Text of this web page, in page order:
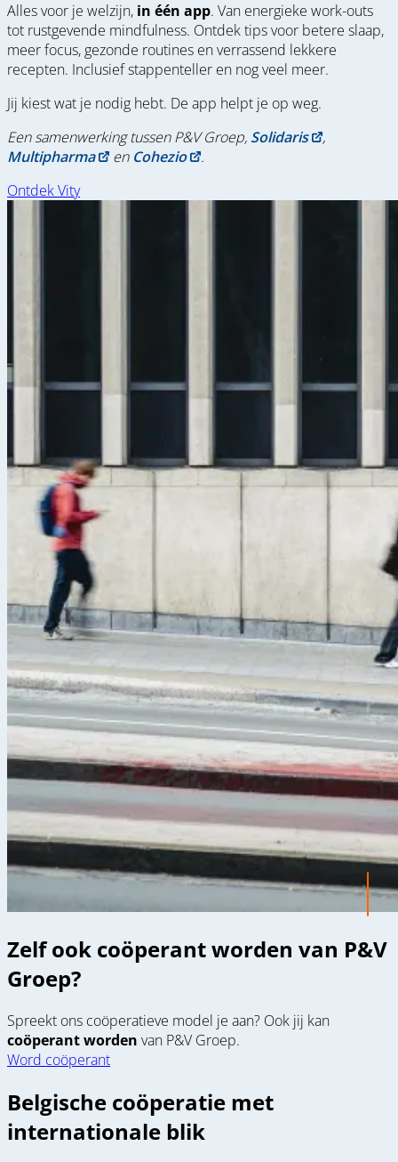
Alles voor je welzijn, in één app. Van energieke work-outs
tot rustgevende mindfulness. Ontdek tips voor betere slaap,
meer focus, gezonde routines en verrassend lekkere
recepten. Inclusief stappenteller en nog veel meer.
Jij kiest wat je nodig hebt. De app helpt je op weg.
Een samenwerking tussen P&V Groep, Solidaris
,
Multipharma
en Cohezio
.
Ontdek Vity(opens
Zelf ook coöperant worden van P&V
Groep?
Spreekt ons coöperatieve model je aan? Ook jij kan
coöperant worden van P&V Groep.
Word coöperant
Belgische coöperatie met
internationale blik